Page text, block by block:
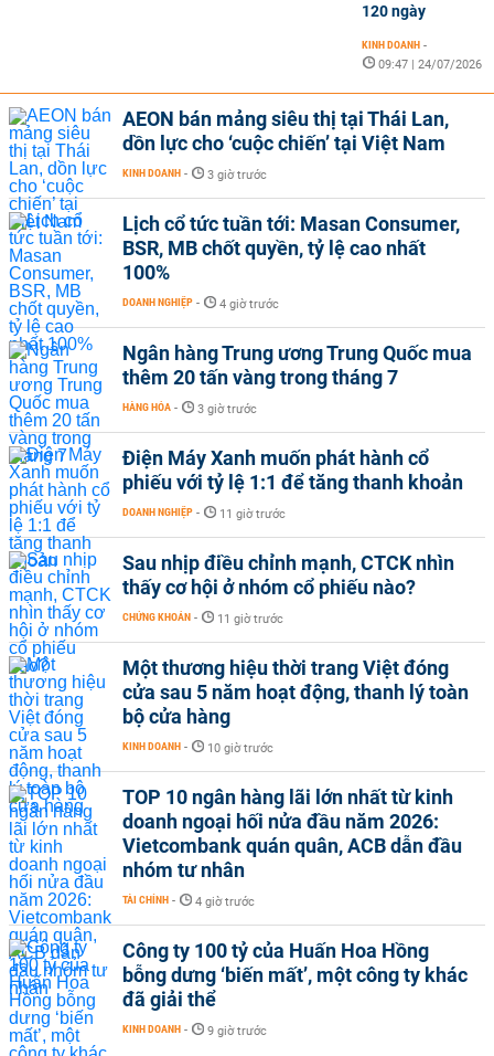
120 ngày
KINH DOANH -
09:47 | 24/07/2026
AEON bán mảng siêu thị tại Thái Lan,
dồn lực cho ‘cuộc chiến’ tại Việt Nam
KINH DOANH - 3 giờ trước
Lịch cổ tức tuần tới: Masan Consumer,
BSR, MB chốt quyền, tỷ lệ cao nhất
100%
DOANH NGHIỆP - 4 giờ trước
Ngân hàng Trung ương Trung Quốc mua
thêm 20 tấn vàng trong tháng 7
HÀNG HÓA - 3 giờ trước
Điện Máy Xanh muốn phát hành cổ
phiếu với tỷ lệ 1:1 để tăng thanh khoản
DOANH NGHIỆP - 11 giờ trước
Sau nhịp điều chỉnh mạnh, CTCK nhìn
thấy cơ hội ở nhóm cổ phiếu nào?
CHỨNG KHOÁN - 11 giờ trước
Một thương hiệu thời trang Việt đóng
cửa sau 5 năm hoạt động, thanh lý toàn
bộ cửa hàng
KINH DOANH - 10 giờ trước
TOP 10 ngân hàng lãi lớn nhất từ kinh
doanh ngoại hối nửa đầu năm 2026:
Vietcombank quán quân, ACB dẫn đầu
nhóm tư nhân
TÀI CHÍNH - 4 giờ trước
Công ty 100 tỷ của Huấn Hoa Hồng
bỗng dưng ‘biến mất’, một công ty khác
đã giải thể
KINH DOANH - 9 giờ trước